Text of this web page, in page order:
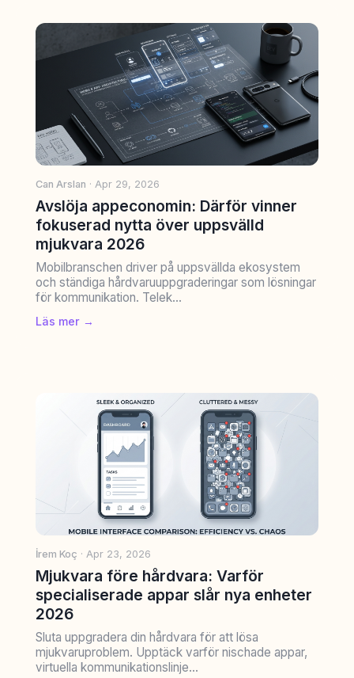
Can Arslan · Apr 29, 2026
Avslöja appeconomin: Därför vinner
fokuserad nytta över uppsvälld
mjukvara 2026
Mobilbranschen driver på uppsvällda ekosystem
och ständiga hårdvaruuppgraderingar som lösningar
för kommunikation. Telek...
Läs mer →
İrem Koç · Apr 23, 2026
Mjukvara före hårdvara: Varför
specialiserade appar slår nya enheter
2026
Sluta uppgradera din hårdvara för att lösa
mjukvaruproblem. Upptäck varför nischade appar,
virtuella kommunikationslinje...